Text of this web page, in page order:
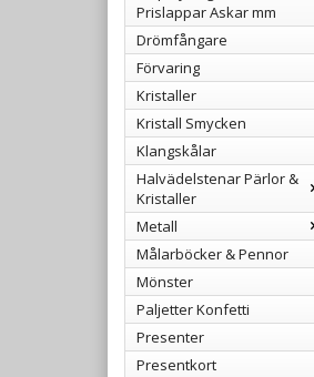
Prislappar Askar mm
Drömfångare
Förvaring
Kristaller
Kristall Smycken
Klangskålar
Halvädelstenar Pärlor &
Kristaller
Metall
Målarböcker & Pennor
Mönster
Paljetter Konfetti
Presenter
Presentkort